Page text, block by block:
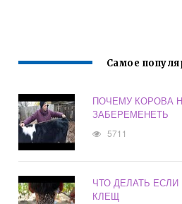
Самое
ПОЧЕМУ КОРОВА
ЗАБЕРЕМЕНЕТЬ
5711
ЧТО ДЕЛАТЬ
КЛЕЩ